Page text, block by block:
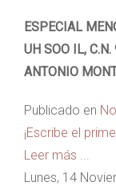
ESPECIAL
UH SOO IL,
ANTONIO
Publicado en
¡Escribe el
Leer más ...
Lunes, 14